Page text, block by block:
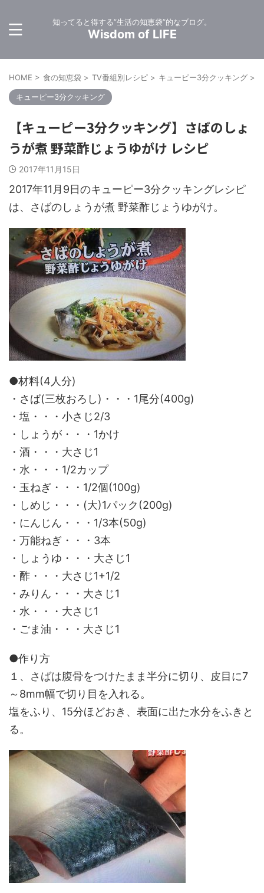
知ってると得する”生活の知恵袋”的なブログ。
Wisdom of LIFE
HOME > 食の知恵袋 > TV番組別レシピ > キューピー3分クッキング >
キューピー3分クッキング
【キューピー3分クッキング】さばのしょ
うが煮 野菜酢じょうゆがけ レシピ
2017年11月15日
2017年11月9日のキューピー3分クッキングレシピ
は、さばのしょうが煮 野菜酢じょうゆがけ。
●材料(4人分)
・さば(三枚おろし)・・・1尾分(400g)
・塩・・・小さじ2/3
・しょうが・・・1かけ
・酒・・・大さじ1
・水・・・1/2カップ
・玉ねぎ・・・1/2個(100g)
・しめじ・・・(大)1パック(200g)
・にんじん・・・1/3本(50g)
・万能ねぎ・・・3本
・しょうゆ・・・大さじ1
・酢・・・大さじ1+1/2
・みりん・・・大さじ1
・水・・・大さじ1
・ごま油・・・大さじ1
●作り方
１、さばは腹骨をつけたまま半分に切り、皮目に7
～8mm幅で切り目を入れる。
塩をふり、15分ほどおき、表面に出た水分をふきと
る。